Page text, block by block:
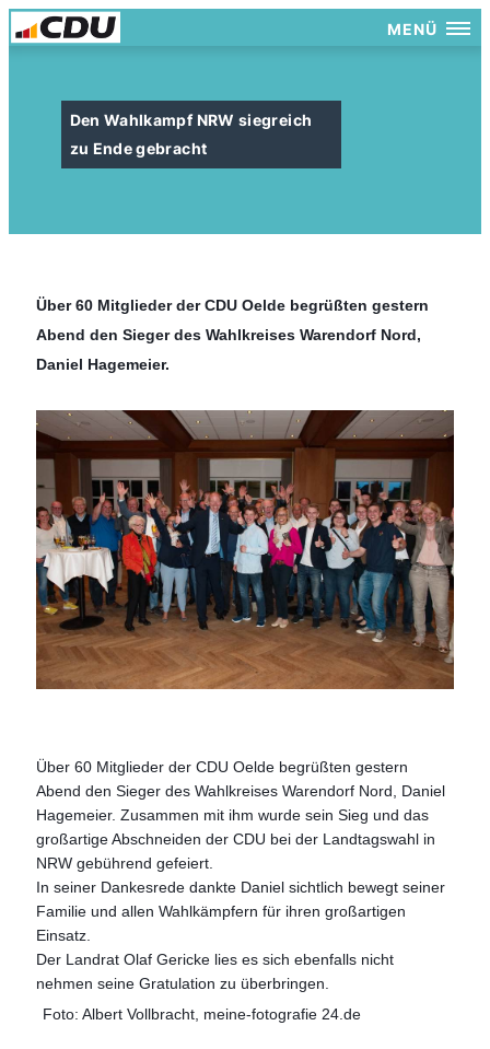
MENÜ
Den Wahlkampf NRW siegreich
zu Ende gebracht
Über 60 Mitglieder der CDU Oelde begrüßten gestern
Abend den Sieger des Wahlkreises Warendorf Nord,
Daniel Hagemeier.
Über 60 Mitglieder der CDU Oelde begrüßten gestern
Abend den Sieger des Wahlkreises Warendorf Nord, Daniel
Hagemeier. Zusammen mit ihm wurde sein Sieg und das
großartige Abschneiden der CDU bei der Landtagswahl in
NRW gebührend gefeiert.
In seiner Dankesrede dankte Daniel sichtlich bewegt seiner
Familie und allen Wahlkämpfern für ihren großartigen
Einsatz.
Der Landrat Olaf Gericke lies es sich ebenfalls nicht
nehmen seine Gratulation zu überbringen.
Foto: Albert Vollbracht, meine-fotografie 24.de